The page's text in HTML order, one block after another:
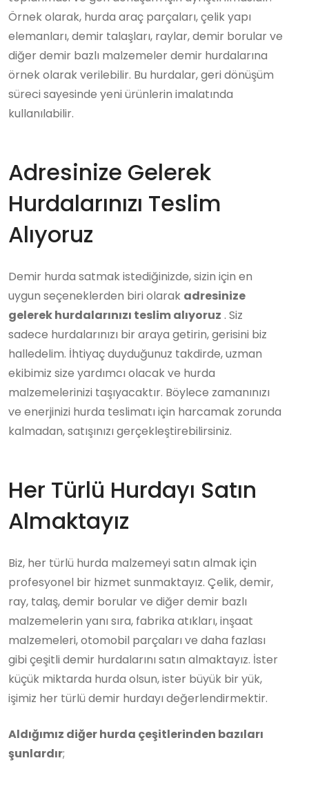
Örnek olarak, hurda araç parçaları, çelik yapı
elemanları, demir talaşları, raylar, demir borular ve
diğer demir bazlı malzemeler demir hurdalarına
örnek olarak verilebilir. Bu hurdalar, geri dönüşüm
süreci sayesinde yeni ürünlerin imalatında
kullanılabilir.
Adresinize Gelerek
Hurdalarınızı Teslim
Alıyoruz
Demir hurda satmak istediğinizde, sizin için en
uygun seçeneklerden biri olarak adresinize
gelerek hurdalarınızı teslim alıyoruz . Siz
sadece hurdalarınızı bir araya getirin, gerisini biz
halledelim. İhtiyaç duyduğunuz takdirde, uzman
ekibimiz size yardımcı olacak ve hurda
malzemelerinizi taşıyacaktır. Böylece zamanınızı
ve enerjinizi hurda teslimatı için harcamak zorunda
kalmadan, satışınızı gerçekleştirebilirsiniz.
Her Türlü Hurdayı Satın
Almaktayız
Biz, her türlü hurda malzemeyi satın almak için
profesyonel bir hizmet sunmaktayız. Çelik, demir,
ray, talaş, demir borular ve diğer demir bazlı
malzemelerin yanı sıra, fabrika atıkları, inşaat
malzemeleri, otomobil parçaları ve daha fazlası
gibi çeşitli demir hurdalarını satın almaktayız. İster
küçük miktarda hurda olsun, ister büyük bir yük,
işimiz her türlü demir hurdayı değerlendirmektir.
Aldığımız diğer hurda çeşitlerinden bazıları
şunlardır;